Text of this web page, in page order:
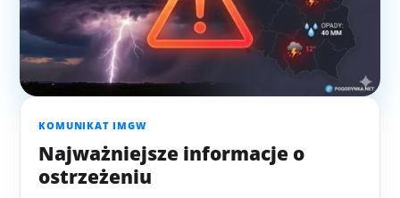
KOMUNIKAT IMGW
Najważniejsze informacje o
ostrzeżeniu